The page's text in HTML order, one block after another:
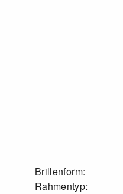
Brillenform:
Rahmentyp: